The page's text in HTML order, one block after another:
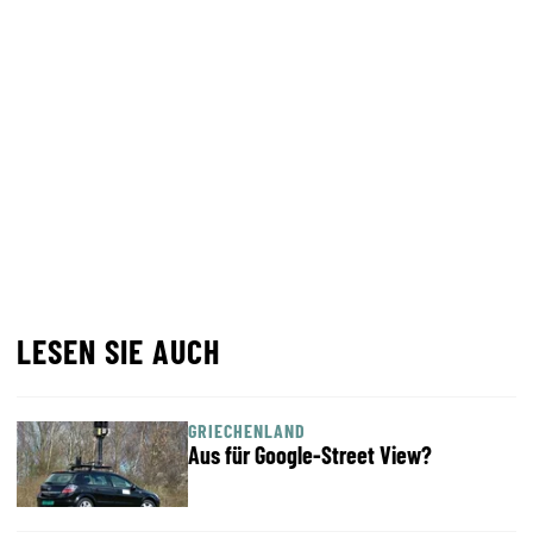
LESEN SIE AUCH
GRIECHENLAND
Aus für Google-Street View?